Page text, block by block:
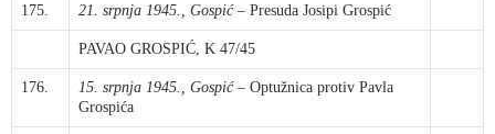
175. 21. srpnja 1945., Gospić – Presuda Josipi Grospić
PAVAO GROSPIĆ, K 47/45
176. 15. srpnja 1945., Gospić – Optužnica protiv Pavla
Grospića